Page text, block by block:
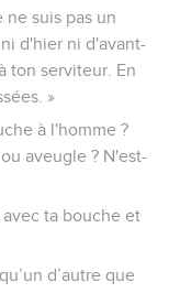
ne suis pas un
d'hier ni d'avant-
ton serviteur. En
»
à l'homme ?
aveugle ? N'est-
ta bouche et
d’autre que